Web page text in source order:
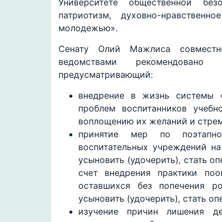
Университете общественной
патриотизм, духовно-
молодежью».
Сенату Олий Мажлиса
ведомствами
предусматривающий:
внедрение в жизнь
проблем воспитанников
воплощению их желаний и
принятие мер по
воспитательных учреждений
усыновить (удочерить), стать
счет внедрения практики
оставшихся без попечения
усыновить (удочерить), стать
изучение причин лишения